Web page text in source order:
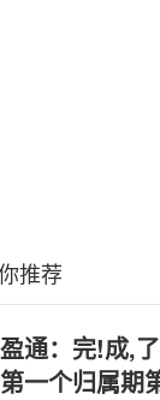
推荐
通：完!成,
一个归属期